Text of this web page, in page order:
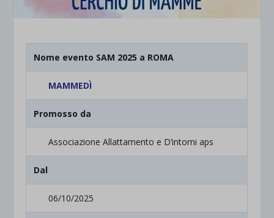
Nome evento SAM 2025 a ROMA
MAMMEDÌ
Promosso da
Associazione Allattamento e D’intorni aps
Dal
06/10/2025